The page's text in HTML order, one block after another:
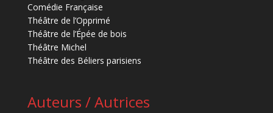
Comédie Française
Théâtre de l’Opprimé
Théâtre de l’Épée de bois
Théâtre Michel
Théâtre des Béliers parisiens
Auteurs / Autrices